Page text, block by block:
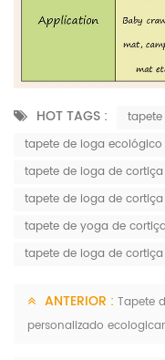
HOT TAGS :
tapete de ioga ecológico
tapete de ioga de
tapete de ioga de
tapete de yoga de
tapete de ioga de
ANTERIOR : Tapete
personalizado